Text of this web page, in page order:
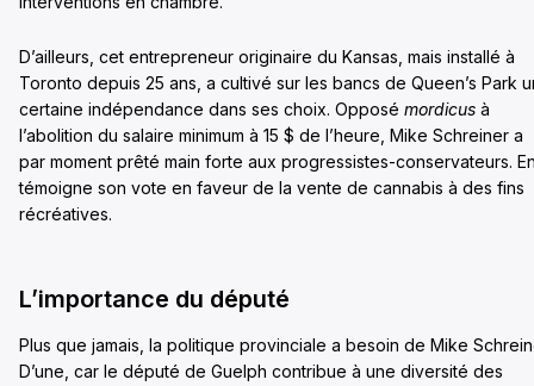
D’ailleurs, cet entrepreneur originaire du Kansas, mais installé à
Toronto depuis 25 ans, a cultivé sur les bancs de Queen’s Park
certaine indépendance dans ses choix. Opposé mordicus à
l’abolition du salaire minimum à 15 $ de l’heure, Mike Schreiner a
par moment prêté main forte aux progressistes-conservateurs.
témoigne son vote en faveur de la vente de cannabis à des fins
récréatives.
L’importance du député
Plus que jamais, la politique provinciale a besoin de Mike
D’une, car le député de Guelph contribue à une diversité des